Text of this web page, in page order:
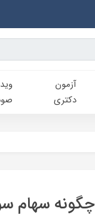
آزمون
دکتری
چگونه سهام